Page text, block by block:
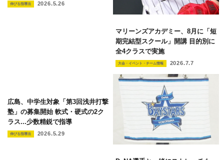
伸びる指導法 2026.5.26
マリーンズアカデミー、8月に「短
期完結型スクール」開講 目的別に
全4クラスで実施
大会・イベント・チーム情報 2026.7.7
広島、中学生対象「第3回浅井打撃
塾」の募集開始 軟式・硬式の2ク
ラス...少数精鋭で指導
伸びる指導法 2026.5.29